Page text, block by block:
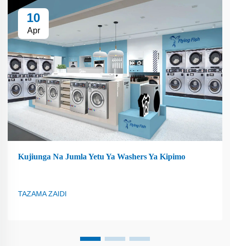
10
Apr
Kujiunga Na Jumla Yetu Ya Washers Ya Kipimo
TAZAMA ZAIDI